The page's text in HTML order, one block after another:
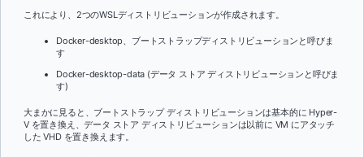
これにより、2つのWSLディストリビューションが作成されます。
Docker-desktop、ブートストラップディストリビューションと呼びま
す
Docker-desktop-data (データ ストア ディストリビューションと呼びま
す)
大まかに見ると、ブートストラップ ディストリビューションは基本的に Hyper-
V を置き換え、データ ストア ディストリビューションは以前に VM にアタッチ
した VHD を置き換えます。